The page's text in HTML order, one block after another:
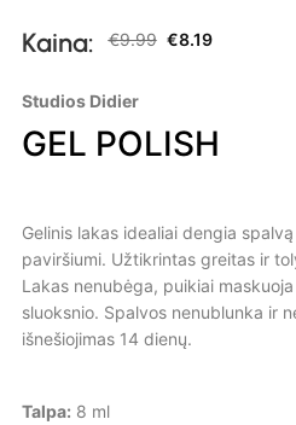
Kaina: €9.99 €8.19
Studios Didier
GEL POLISH
Gelinis lakas idealiai dengia
paviršiumi. Užtikrintas greitas ir
Lakas nenubėga, puikiai
sluoksnio. Spalvos nenublunka ir
išnešiojimas 14 dienų.
Talpa: 8 ml